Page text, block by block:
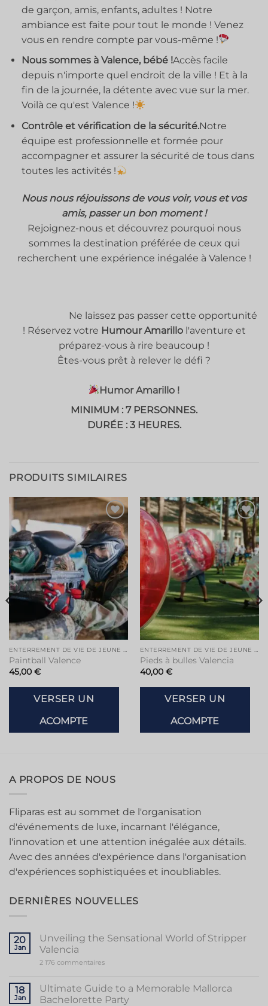
de garçon, amis, enfants, adultes ! Notre
ambiance est faite pour tout le monde ! Venez
vous en rendre compte par vous-même !
Nous sommes à Valence, bébé !Accès facile
depuis n'importe quel endroit de la ville ! Et à la
fin de la journée, la détente avec vue sur la mer.
Voilà ce qu'est Valence !
Contrôle et vérification de la sécurité.Notre
équipe est professionnelle et formée pour
accompagner et assurer la sécurité de tous dans
toutes les activités !
Nous nous réjouissons de vous voir, vous et vos
amis, passer un bon moment !
Rejoignez-nous et découvrez pourquoi nous
sommes la destination préférée de ceux qui
recherchent une expérience inégalée à Valence !
⠀⠀⠀⠀⠀⠀⠀⠀Ne laissez pas passer cette opportunité
! Réservez votre Humour Amarillo l'aventure et
préparez-vous à rire beaucoup !
Êtes-vous prêt à relever le défi ?
Humor Amarillo !
MINIMUM : 7 PERSONNES.
DURÉE : 3 HEURES.
PRODUITS SIMILAIRES
Ajouter
à la liste
de
souhaits
ENTERREMENT DE VIE DE JEUNE FILLE À VALENCE
Paintball Valence
45,00 €
VERSER UN
ACOMPTE
Ajouter
à la liste
de
souhaits
ENTERREMENT DE VIE DE JEUNE FILLE À VALENCE
Pieds à bulles Valencia
40,00 €
VERSER UN
ACOMPTE
A PROPOS DE NOUS
Fliparas est au sommet de l'organisation
d'événements de luxe, incarnant l'élégance,
l'innovation et une attention inégalée aux détails.
Avec des années d'expérience dans l'organisation
d'expériences sophistiquées et inoubliables.
DERNIÈRES NOUVELLES
20
Jan
Unveiling the Sensational World of Stripper
Valencia
2 176 commentairessur
Sensational
World
of
18
Jan
Ultimate Guide to a Memorable Mallorca
Bachelorette Party